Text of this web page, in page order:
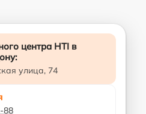
центра HTI в
улица, 74
88